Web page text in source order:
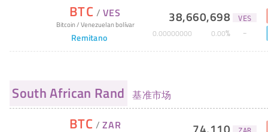
BTC / VES
Bitcoin/Venezuelan bolívar
Remitano
38,660,698 VES
0.00000000 0.00%
South African Rand 基准市场
BTC /ZAR